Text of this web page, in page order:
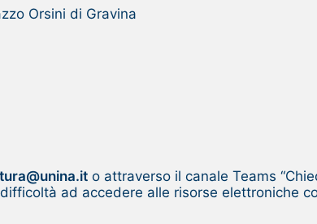
Orsini di Gravina
o attraverso il canale Teams
ad accedere alle risorse elettroniche